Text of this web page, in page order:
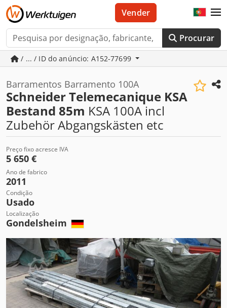
Procurar
Vender
/ ... / ID do anúncio: A152-77699
Barramentos Barramento 100A
Schneider Telemecanique KSA
Bestand 85m KSA 100A incl
Zubehör Abgangskästen etc
Preço fixo acresce IVA
5 650 €
Ano de fabrico
2011
Condição
Usado
Localização
Gondelsheim